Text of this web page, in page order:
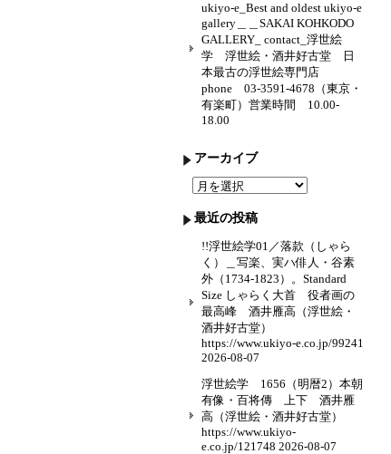
ukiyo-e_Best and oldest ukiyo-e
gallery＿＿SAKAI KOHKODO
GALLERY_ contact_浮世絵
学 浮世絵・酒井好古堂 日
本最古の浮世絵専門店
phone 03-3591-4678（東京・
有楽町）営業時間 10.00-
18.00
アーカイブ
ア
ー
カ
イ
最近の投稿
!!浮世絵学01／落款（しゃら
く）＿写楽、実ハ俳人・谷素
外（1734-1823）。Standard
Size しゃらく大首 役者画の
最高峰 酒井雁高（浮世絵・
酒井好古堂）
https://www.ukiyo-e.co.jp/99241
2026-08-07
浮世絵学 1656（明暦2）本朝
有像・百将傳 上下 酒井雁
高（浮世絵・酒井好古堂）
https://www.ukiyo-
e.co.jp/121748 2026-08-07